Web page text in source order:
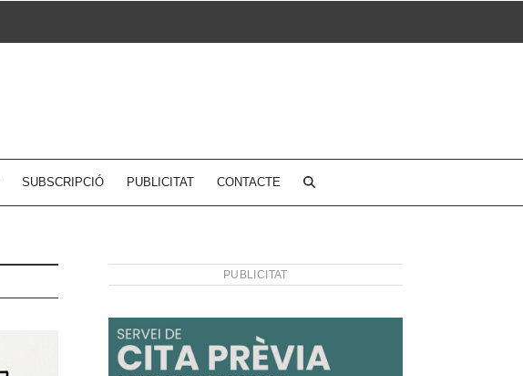
SUBSCRIPCIÓ PUBLICITAT CONTACTE
PUBLICITAT